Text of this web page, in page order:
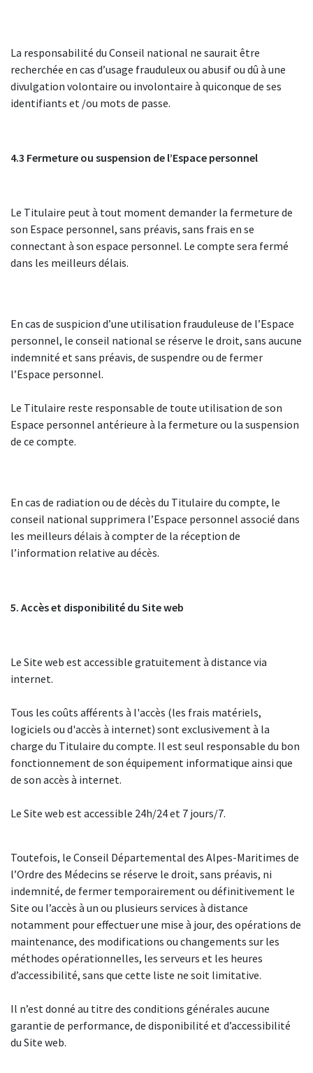
La responsabilité du Conseil national ne saurait être
recherchée en cas d’usage frauduleux ou abusif ou dû à une
divulgation volontaire ou involontaire à quiconque de ses
identifiants et /ou mots de passe.
4.3 Fermeture ou suspension de l’Espace personnel
Le Titulaire peut à tout moment demander la fermeture de
son Espace personnel, sans préavis, sans frais en se
connectant à son espace personnel. Le compte sera fermé
dans les meilleurs délais.
En cas de suspicion d’une utilisation frauduleuse de l’Espace
personnel, le conseil national se réserve le droit, sans aucune
indemnité et sans préavis, de suspendre ou de fermer
l’Espace personnel.
Le Titulaire reste responsable de toute utilisation de son
Espace personnel antérieure à la fermeture ou la suspension
de ce compte.
En cas de radiation ou de décès du Titulaire du compte, le
conseil national supprimera l’Espace personnel associé dans
les meilleurs délais à compter de la réception de
l’information relative au décès.
5. Accès et disponibilité du Site web
Le Site web est accessible gratuitement à distance via
internet.
Tous les coûts afférents à l'accès (les frais matériels,
logiciels ou d'accès à internet) sont exclusivement à la
charge du Titulaire du compte. Il est seul responsable du bon
fonctionnement de son équipement informatique ainsi que
de son accès à internet.
Le Site web est accessible 24h/24 et 7 jours/7.
Toutefois, le Conseil Départemental des Alpes-Maritimes de
l’Ordre des Médecins se réserve le droit, sans préavis, ni
indemnité, de fermer temporairement ou définitivement le
Site ou l’accès à un ou plusieurs services à distance
notamment pour effectuer une mise à jour, des opérations de
maintenance, des modifications ou changements sur les
méthodes opérationnelles, les serveurs et les heures
d’accessibilité, sans que cette liste ne soit limitative.
Il n’est donné au titre des conditions générales aucune
garantie de performance, de disponibilité et d’accessibilité
du Site web.